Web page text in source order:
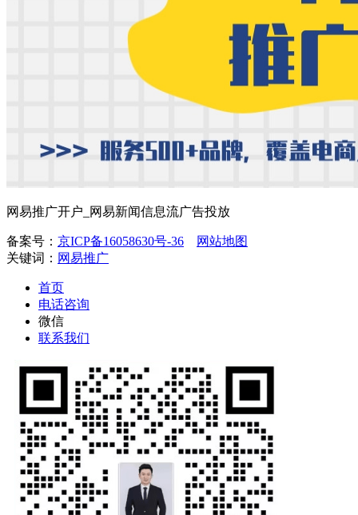
网易推广开户_网易新闻信息流广告投放
备案号： 京ICP备16058630号-36
网站地图
关键词： 网易推广
首页
电话咨询
微信
联系我们